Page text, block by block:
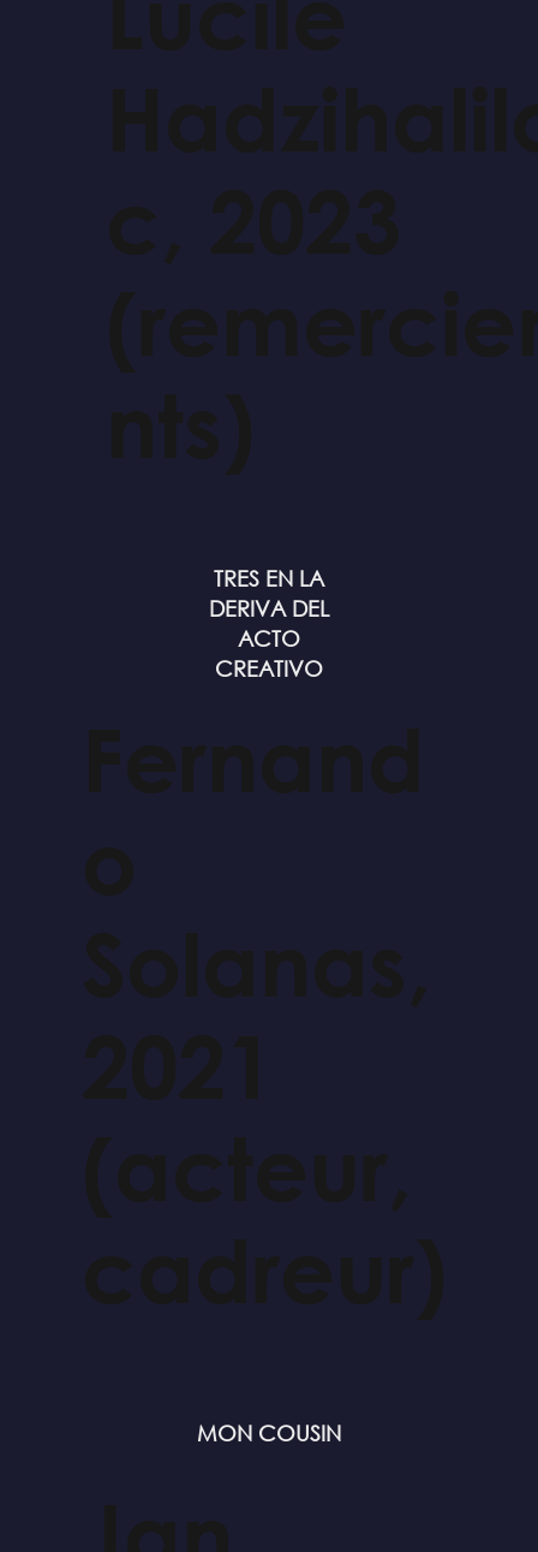
c, 2023
nts)
TRES EN LA
DERIVA DEL
ACTO
CREATIVO
Fernand
o
Solanas,
2021
(acteur,
cadreur)
MON COUSIN